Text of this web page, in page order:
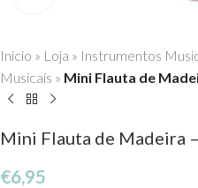
Início » Loja » Instrumentos
Musicais » Mini Flauta de
Mini Flauta de Madeira
€6,95